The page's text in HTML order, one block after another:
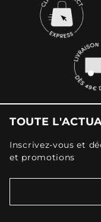
TOUTE
Inscrivez-vous et
et promotions